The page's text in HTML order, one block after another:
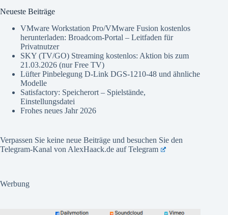
Neueste Beiträge
VMware Workstation Pro/VMware Fusion kostenlos
herunterladen: Broadcom-Portal – Leitfaden für
Privatnutzer
SKY (TV/GO) Streaming kostenlos: Aktion bis zum
21.03.2026 (nur Free TV)
Lüfter Pinbelegung D-Link DGS-1210-48 und ähnliche
Modelle
Satisfactory: Speicherort – Spielstände,
Einstellungsdatei
Frohes neues Jahr 2026
Verpassen Sie keine neue Beiträge und besuchen Sie den
Telegram-Kanal von AlexHaack.de aufTelegram
Werbung